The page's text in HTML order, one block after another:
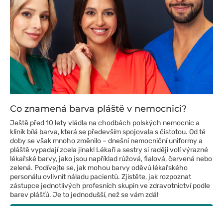
Co znamená barva pláště v nemocnici?
Ještě před 10 lety vládla na chodbách polských nemocnic a
klinik bílá barva, která se především spojovala s čistotou. Od té
doby se však mnoho změnilo – dnešní nemocniční uniformy a
pláště vypadají zcela jinak! Lékaři a sestry si raději volí výrazné
lékařské barvy, jako jsou například růžová, fialová, červená nebo
zelená. Podívejte se, jak mohou barvy oděvů lékařského
personálu ovlivnit náladu pacientů. Zjistěte, jak rozpoznat
zástupce jednotlivých profesních skupin ve zdravotnictví podle
barev plášťů. Je to jednodušší, než se vám zdá!